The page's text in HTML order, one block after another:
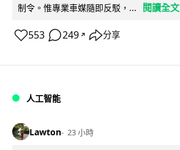
制令。惟專業車媒隨即反駁，...
閱讀全文
553 249 ↗ 分享
人工智能
Lawton 23 小時